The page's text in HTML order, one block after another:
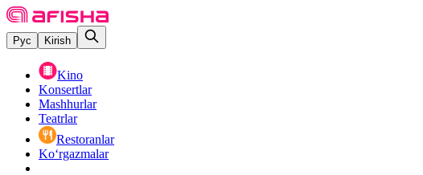
Рус Kirish
Kino
Konsertlar
Mashhurlar
Teatrlar
Restoranlar
Ko‘rgazmalar